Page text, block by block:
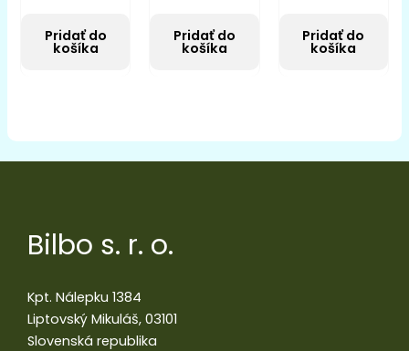
Pridať do
košíka
Pridať do
košíka
Pridať do
košíka
Bilbo s. r. o.
Kpt. Nálepku 1384
Liptovský Mikuláš, 03101
Slovenská republika